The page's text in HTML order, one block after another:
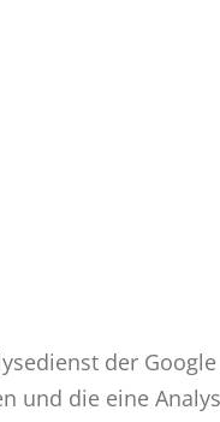
der
und die eine